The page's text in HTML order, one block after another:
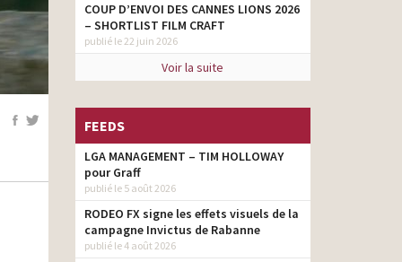
COUP D’ENVOI DES CANNES LIONS 2026
– SHORTLIST FILM CRAFT
publié le 22 juin 2026
Voir la suite
FEEDS
LGA MANAGEMENT – TIM HOLLOWAY
pour Graff
publié le 5 août 2026
RODEO FX signe les effets visuels de la
campagne Invictus de Rabanne
publié le 4 août 2026